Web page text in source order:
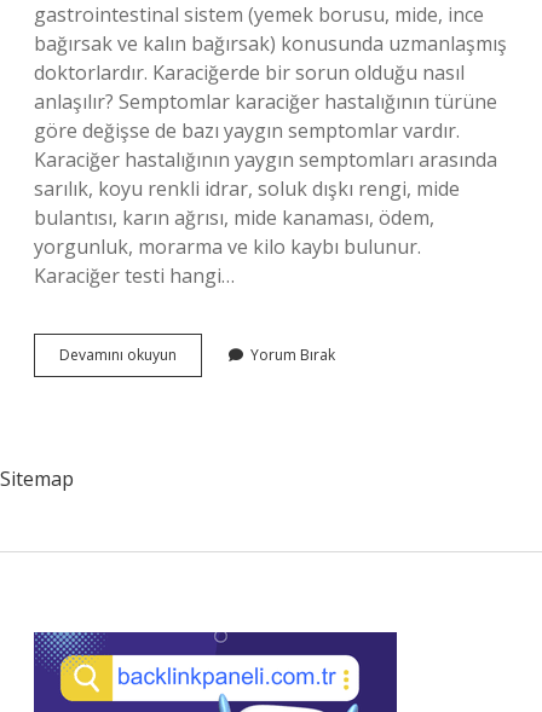
gastrointestinal sistem (yemek borusu, mide, ince
bağırsak ve kalın bağırsak) konusunda uzmanlaşmış
doktorlardır. Karaciğerde bir sorun olduğu nasıl
anlaşılır? Semptomlar karaciğer hastalığının türüne
göre değişse de bazı yaygın semptomlar vardır.
Karaciğer hastalığının yaygın semptomları arasında
sarılık, koyu renkli idrar, soluk dışkı rengi, mide
bulantısı, karın ağrısı, mide kanaması, ödem,
yorgunluk, morarma ve kilo kaybı bulunur.
Karaciğer testi hangi…
Devamını okuyun Dahiliye
Karaciğere
Yorum Bırak
Sitemap
Sidebar